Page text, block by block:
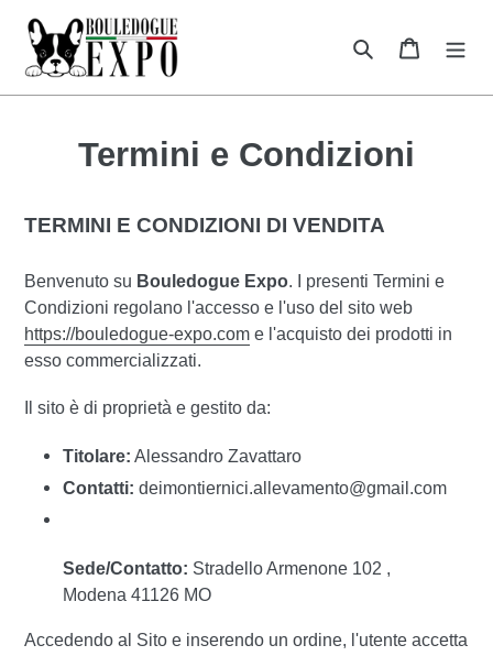
direttamente
contenuti
Cerca Carrello
Termini e Condizioni
TERMINI E CONDIZIONI DI VENDITA
Benvenuto su Bouledogue Expo. I presenti Termini e
Condizioni regolano l'accesso e l'uso del sito web
https://bouledogue-expo.com e l'acquisto dei prodotti in
esso commercializzati.
Il sito è di proprietà e gestito da:
Titolare: Alessandro Zavattaro
Contatti: deimontiernici.allevamento@gmail.com
Sede/Contatto: Stradello Armenone 102 ,
Modena 41126 MO
Accedendo al Sito e inserendo un ordine, l'utente accetta